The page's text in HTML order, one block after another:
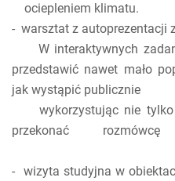
ociepleniem klimatu.
- warsztat z autoprezentacji
W interaktywnych
przedstawić nawet mało
jak wystąpić publicznie
wykorzystując nie tylko
przekonać
- wizyta studyjna w